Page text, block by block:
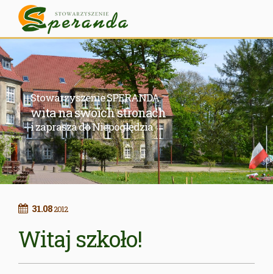
Stowarzyszenie SPERANDA
wita na swoich stronach
i zaprasza do Niepoględzia
31.082012
Witaj szkoło!